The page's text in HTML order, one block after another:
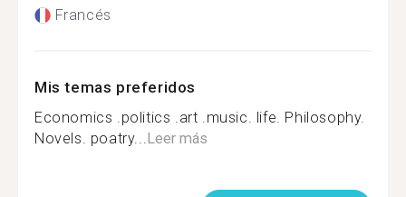
Francés
Mis temas preferidos
Economics .politics .art .music. life. Philosophy.
Novels. poatry...Leer más